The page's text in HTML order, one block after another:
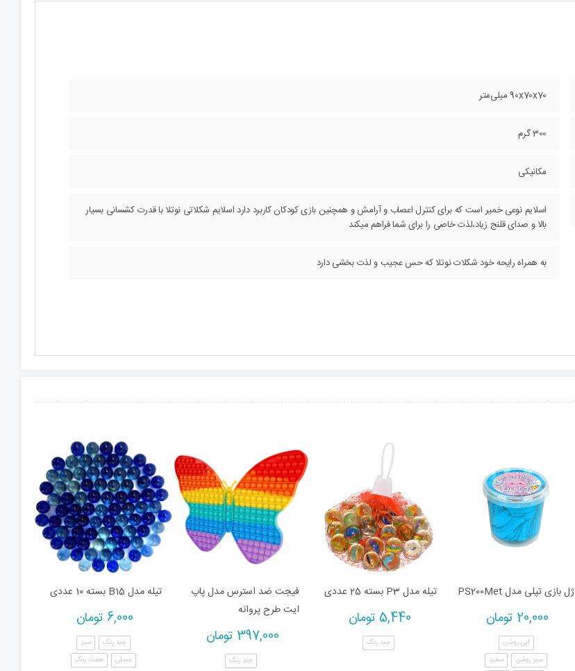
90x70x70 میلی‌متر
300 گرم
مکانیکی
اسلایم نوعی خمیر است که برای کنترل اعصاب و آرامش و همچنین بازی کودکان کاربرد دارد اسلایم شکلاتی نوتلا با قدرت کشسانی بسیار
بالا و صدای قلنج زیاد،لذت خاصی را برای شما فراهم میکند
به همراه رایحه خود شکلات نوتلا که حس عجیب و لذت بخشی دارد
ژل بازی تپلی مدل PS200Met
20,000 تومان
آبی روشن
سبز روشن
سفید
تیله مدل P3 بسته 25 عددی
5,440 تومان
چند رنگ
فیجت ضد استرس مدل پاپ
ایت طرح پروانه
397,000 تومان
چند رنگ
تیله مدل B15 بسته 10 عددی
6,000 تومان
چند رنگ
سبز
عسلی
هفت رنگ